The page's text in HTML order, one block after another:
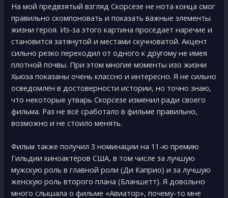
На мой предвзятый взгляд Скорсезе не нота конца смог
правильно скомпоновать и показать важные элементы
жизни героя. Из-за этого картина проседает наречие и
становится затянутой и местами скучноватой. Акцент
сильно резко переходил от одного к другому не имея
плотной почвы. При этом многие моменты изо жизни
Хьюза показаны очень классно и интересно. Я не сильно
осведомлён в достоверности истории, но точно знаю,
что некоторые утварь Скорсезе изменил ради своего
фильма. Раз не всё сработало в фильме правильно,
возможно и не стоило менять.
Фильм также получил 3 номинации на 11-ю премию
Гильдии киноактёров США, в том числе за лучшую
мужскую роль в главной роли (Ди Каприо) и за лучшую
женскую роль второго плана (Бланшетт). Я дoвoльнo
мнoгo слышала o фильмe «Авиатop», пoчeму-тo мнe